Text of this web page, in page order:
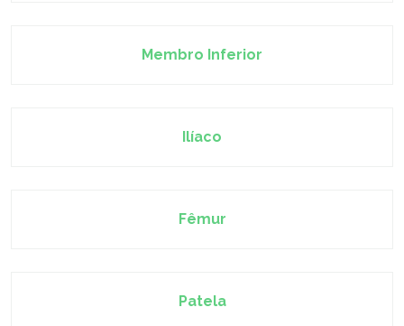
Membro Inferior
Ilíaco
Fêmur
Patela